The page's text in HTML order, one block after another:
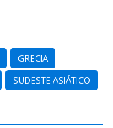
GRECIA
SUDESTE ASIÁTICO